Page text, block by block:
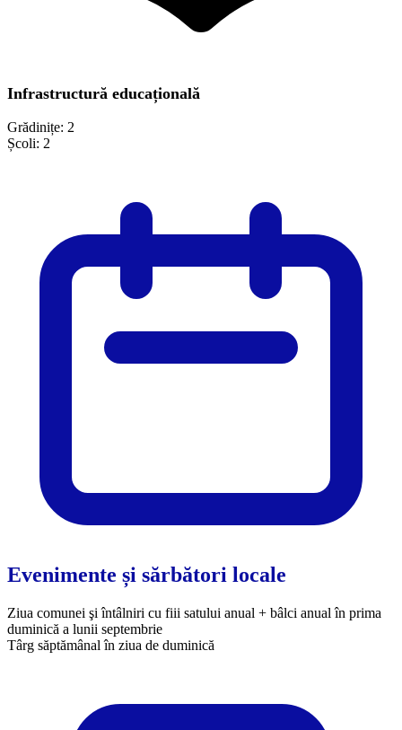
Infrastructură educațională
Grădinițe: 2
Școli: 2
Evenimente și sărbători locale
Ziua comunei şi întâlniri cu fiii satului anual + bâlci anual în prima
duminică a lunii septembrie
Târg săptămânal în ziua de duminică